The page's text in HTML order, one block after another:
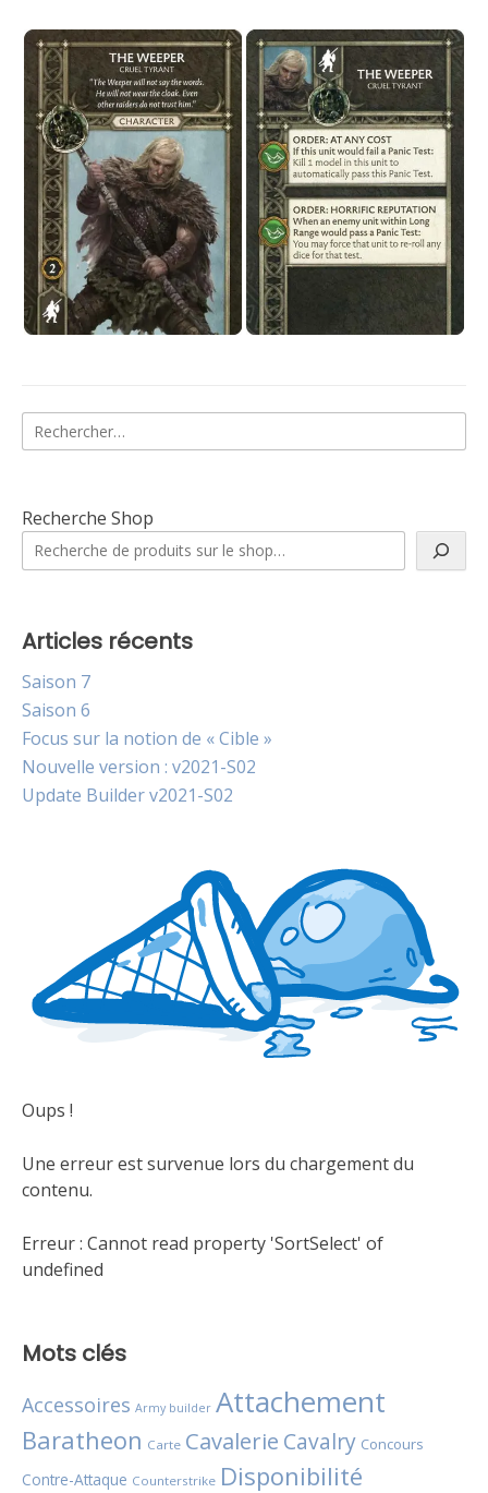
Rechercher :
Recherche Shop
Articles récents
Saison 7
Saison 6
Focus sur la notion de « Cible »
Nouvelle version : v2021-S02
Update Builder v2021-S02
Oups !
Une erreur est survenue lors du chargement du
contenu.
Erreur : Cannot read property 'SortSelect' of
undefined
Mots clés
Accessoires Army builder Attachement
Baratheon Carte Cavalerie Cavalry Concours
Contre-Attaque Counterstrike Disponibilité